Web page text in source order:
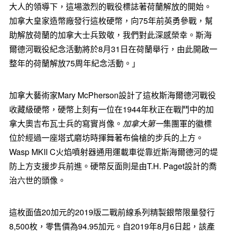
大人的領導下，這場激烈的戰役標誌著荷蘭解放的開始。
加拿大皇家造幣廠發行這枚硬幣，向75年前英勇參戰，幫
助解放荷蘭的加拿大士兵致敬，我們對此深感榮幸。斯海
爾德河戰役紀念活動將於8月31日在荷蘭舉行，由此開啟一
整年的荷蘭解放75周年紀念活動。」
加拿大藝術家Mary McPherson設計了這枚斯海爾德河戰役
收藏級硬幣，硬幣上刻有一位在1944年秋正在戰鬥中的加
拿大奧吉布瓦士兵的寫實肖像。 加拿大第一集團軍的徽標
位於經過一座塔式磨坊時揮舞著布倫槍的步兵的上方。
Wasp MKII C火焰噴射器通用運載車從靠近斯海爾德河的堤
防上方支援步兵前進。硬幣反面則是由T.H. Paget設計的喬
治六世的頭像。
這枚面值20加元的2019版二戰前線系列精製銀幣限量發行
8,500枚，零售價為94.95加元。自2019年8月6日起，該產